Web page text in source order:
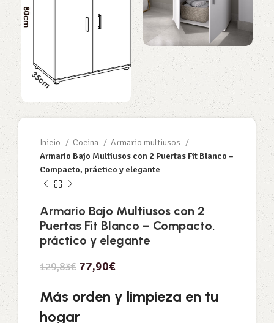
Inicio Cocina
Armario multiusos
Armario Bajo Multiusos con 2 Puertas Fit Blanco –
Compacto, práctico y elegante
Armario Bajo Multiusos con 2
Puertas Fit Blanco – Compacto,
práctico y elegante
129,83€ 77,90€
Más orden y limpieza en tu
hogar